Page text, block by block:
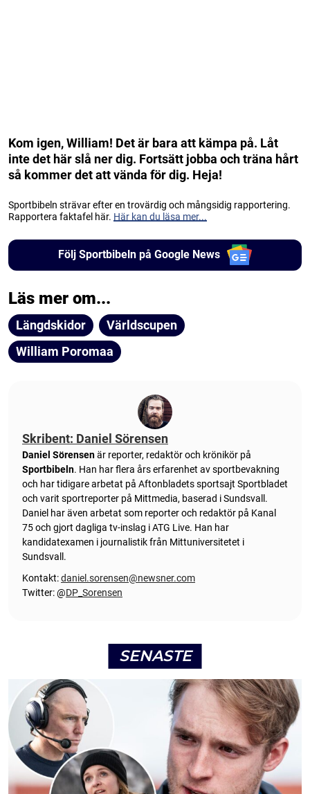
Kom igen, William! Det är bara att kämpa på. Låt
inte det här slå ner dig. Fortsätt jobba och träna hårt
så kommer det att vända för dig. Heja!
Sportbibeln strävar efter en trovärdig och mångsidig rapportering.
Rapportera faktafel här. Här kan du läsa mer...
Följ Sportbibeln på Google News
Läs mer om...
Längdskidor
Världscupen
William Poromaa
Skribent: Daniel Sörensen
Daniel Sörensenär reporter, redaktör och krönikör på
Sportbibeln. Han har flera års erfarenhet av sportbevakning
och har tidigare arbetat på Aftonbladets sportsajt Sportbladet
och varit sportreporter på Mittmedia, baserad i Sundsvall.
Daniel har även arbetat som reporter och redaktör på Kanal
75 och gjort dagliga tv-inslag i ATG Live. Han har
kandidatexamen i journalistik från Mittuniversitetet i
Sundsvall.
Kontakt:daniel.sorensen@newsner.com
Twitter: @DP_Sorensen
SENASTE